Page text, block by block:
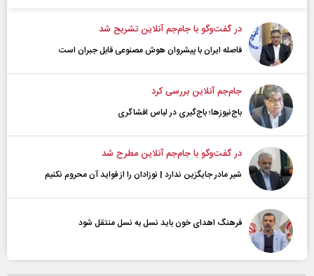
در گفت‌و‌گو با جام‌جم آنلاین تشریح شد
فاصله ایران با پیشرو‌ان هوش مصنوعی قابل جبران است
جام‌جم آنلاین بررسی کرد
باج‌نیوزها؛ باج‌گیری در لباس افشاگری
در گفت‌و‌گو با جام‌جم آنلاین مطرح شد
شیر مادر جایگزین ندارد | نوزادان را از فواید آن محروم نکنیم
فرهنگ اهدای خون باید نسل به نسل منتقل شود